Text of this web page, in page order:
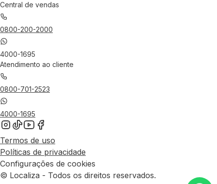
Central de vendas
0800-200-2000
4000-1695
Atendimento ao cliente
0800-701-2523
4000-1695
Termos de uso
Políticas de privacidade
Configurações de cookies
© Localiza - Todos os direitos reservados.